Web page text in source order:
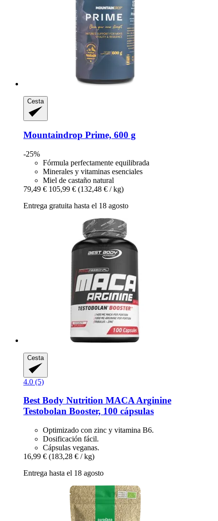
Cesta
Mountaindrop Prime, 600 g
-25%
Fórmula perfectamente equilibrada
Minerales y vitaminas esenciales
Miel de castaño natural
79,49 € 105,99 € (132,48 € / kg)
Entrega gratuita hasta el 18 agosto
Cesta
4.0 (5)
Best Body Nutrition MACA Arginine
Testobolan Booster, 100 cápsulas
Optimizado con zinc y vitamina B6.
Dosificación fácil.
Cápsulas veganas.
16,99 € (183,28 € / kg)
Entrega hasta el 18 agosto